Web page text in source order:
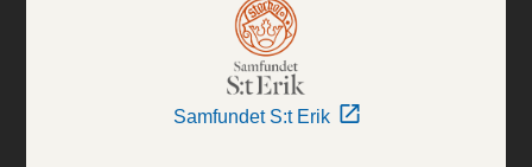
Samfundet S:t Erik